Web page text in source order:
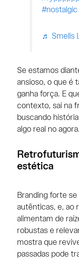
#nostalgic
♬ Smells
Se estamos
ansioso, o que é
ganha força. E
contexto, sai na
buscando
algo real no agora.
estética
Branding forte
autênticas, e, ao
alimentam de
robustas e
mostra que
passadas pode